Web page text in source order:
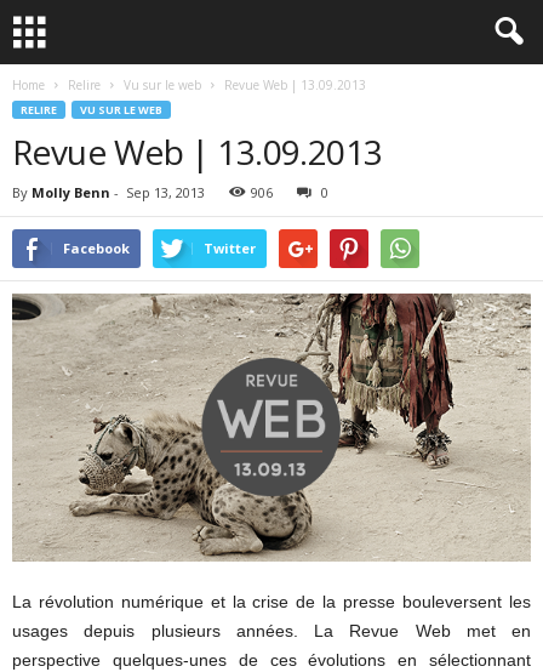
Home Relire Vu sur le web Revue Web | 13.09.2013
RELIRE VU SUR LE WEB
Revue Web | 13.09.2013
By Molly Benn - Sep 13, 2013 906 0
Facebook Twitter
La révolution numérique et la crise de la presse bouleversent les
usages depuis plusieurs années. La Revue Web met en
perspective quelques-unes de ces évolutions en sélectionnant